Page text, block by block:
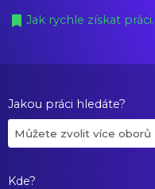
Jak rychle získat práci.
Jakou práci hledáte?
Můžete zvolit více oborů
Kde?